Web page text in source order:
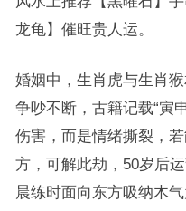
龙龟】催旺贵人运。
婚姻中，生肖虎与生肖
争吵不断，古籍记载“寅
伤害，而是情绪撕裂，
方，可解此劫，50岁后
晨练时面向东方吸纳木气